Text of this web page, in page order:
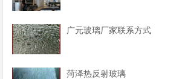
广元玻璃厂家联系方式
菏泽热反射玻璃